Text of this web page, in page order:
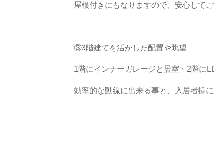
屋根付きにもなりますので、安心してご
③3階建てを活かした配置や眺望
1階にインナーガレージと居室・2階に
効率的な動線に出来る事と、入居者様